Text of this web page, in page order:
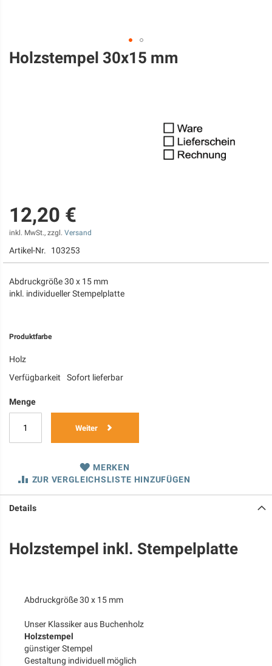
Zum
Anfang
Holzstempel 30x15 mm
12,20 €
inkl. MwSt., zzgl. Versand
Artikel-Nr. 103253
Abdruckgröße 30 x 15 mm
inkl. individueller Stempelplatte
Produktfarbe
Holz
Verfügbarkeit
Sofort lieferbar
Menge
Weiter
MERKEN
ZUR VERGLEICHSLISTE HINZUFÜGEN
Details
Holzstempel inkl. Stempelplatte
Abdruckgröße 30 x 15 mm
Unser Klassiker aus Buchenholz
Holzstempel
günstiger Stempel
Gestaltung individuell möglich